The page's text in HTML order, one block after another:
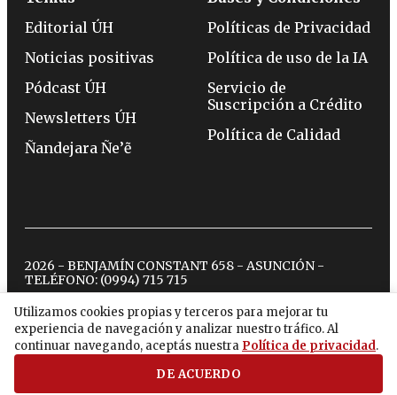
Utilizamos cookies propias y terceros para mejorar tu
experiencia de navegación y analizar nuestro tráfico. Al
continuar navegando, aceptás nuestra Política de privacidad.
DE ACUERDO
Editorial ÚH
Noticias positivas
Pódcast ÚH
Newsletters ÚH
Ñandejara Ñe’ẽ
Políticas de Privacidad
Política de uso de la IA
Servicio de
Suscripción a Crédito
Política de Calidad
2026 - BENJAMÍN CONSTANT 658 - ASUNCIÓN -
TELÉFONO: (0994) 715 715
twitterinstagram
facebook
tiktokyoutubespotify